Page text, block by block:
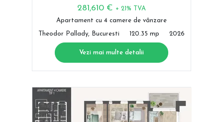
281,610 € + 21% TVA
Apartament cu 4 camere de vânzare
Theodor Pallady, Bucuresti 120.35 mp 2026
Vezi mai multe detalii